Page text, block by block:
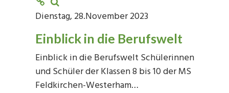
Dienstag, 28.November 2023
Einblick in die Berufswelt
Einblick in die Berufswelt Schülerinnen
und Schüler der Klassen 8 bis 10 der MS
Feldkirchen-Westerham…